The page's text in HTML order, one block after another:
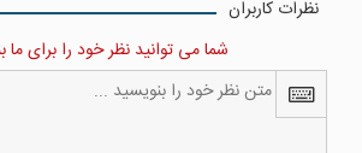
نظرات کاربران
شما می توانید نظر خود را برای ما